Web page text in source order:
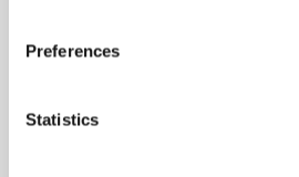
Preferences
Statistics